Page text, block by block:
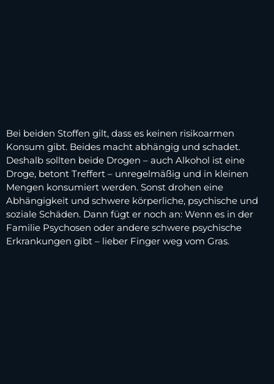
Bei beiden Stoffen gilt, dass es keinen risikoarmen
Konsum gibt. Beides macht abhängig und schadet.
Deshalb sollten beide Drogen – auch Alkohol ist eine
Droge, betont Treffert – unregelmäßig und in kleinen
Mengen konsumiert werden. Sonst drohen eine
Abhängigkeit und schwere körperliche, psychische und
soziale Schäden. Dann fügt er noch an: Wenn es in der
Familie Psychosen oder andere schwere psychische
Erkrankungen gibt – lieber Finger weg vom Gras.